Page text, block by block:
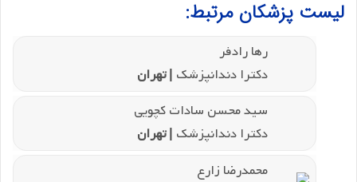
لیست پزشکان مرتبط:
رها رادفر
دکترا دندانپزشک | تهران
سید محسن سادات کچویی
دکترا دندانپزشک | تهران
محمدرضا زارع